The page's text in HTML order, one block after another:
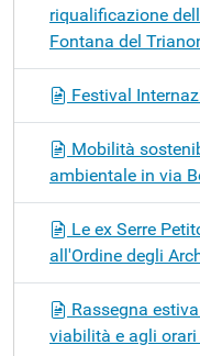
riqualificazione
Fontana del
Festival
Mobilità
ambientale in via
Le ex Serre
all'Ordine degli
Rassegna
viabilità e agli